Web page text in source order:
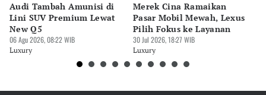
Editor
Nadia Agatha Pramesthi
Tubagus Imam Satrio
Audi Tambah Amunisi di
Lini SUV Premium Lewat
New Q5
06 Agu 2026, 08:22 WIB
Luxury
Merek Cina Ramaikan
Pasar Mobil Mewah, Lexus
Pilih Fokus ke Layanan
30 Jul 2026, 18:27 WIB
Luxury